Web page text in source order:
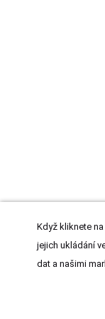
Když kliknete
jejich ukládání
dat a našimi